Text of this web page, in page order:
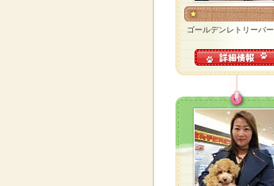
ゴールデンレトリーバー